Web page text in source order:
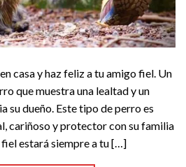
casa y haz feliz a tu amigo fiel. Un
que muestra una lealtad y un
su dueño. Este tipo de perro es
cariñoso y protector con su familia
estará siempre a tu […]